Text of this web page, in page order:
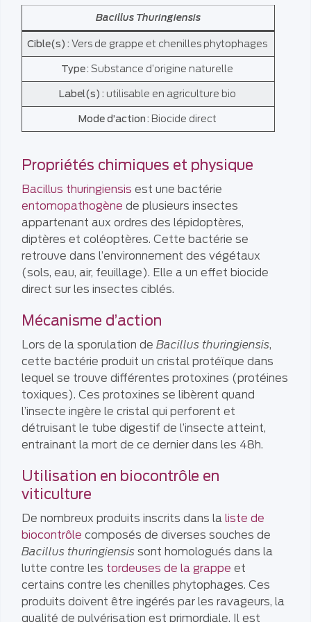
Bacillus Thuringiensis
Cible(s) : Vers de grappe et chenilles phytophages
Type : Substance d’origine naturelle
Label(s) : utilisable en agriculture bio
Mode d’action : Biocide direct
Propriétés chimiques et physique
Bacillus thuringiensis est une bactérie
entomopathogène de plusieurs insectes
appartenant aux ordres des lépidoptères,
diptères et coléoptères. Cette bactérie se
retrouve dans l’environnement des végétaux
(sols, eau, air, feuillage). Elle a un effet biocide
direct sur les insectes ciblés.
Mécanisme d’action
Lors de la sporulation de Bacillus thuringiensis,
cette bactérie produit un cristal protéïque dans
lequel se trouve différentes protoxines (protéines
toxiques). Ces protoxines se libèrent quand
l’insecte ingère le cristal qui perforent et
détruisant le tube digestif de l’insecte atteint,
entrainant la mort de ce dernier dans les 48h.
Utilisation en biocontrôle en
viticulture
De nombreux produits inscrits dans la liste de
biocontrôle composés de diverses souches de
Bacillus thuringiensis sont homologués dans la
lutte contre les tordeuses de la grappe et
certains contre les chenilles phytophages. Ces
produits doivent être ingérés par les ravageurs, la
qualité de pulvérisation est primordiale. Il est